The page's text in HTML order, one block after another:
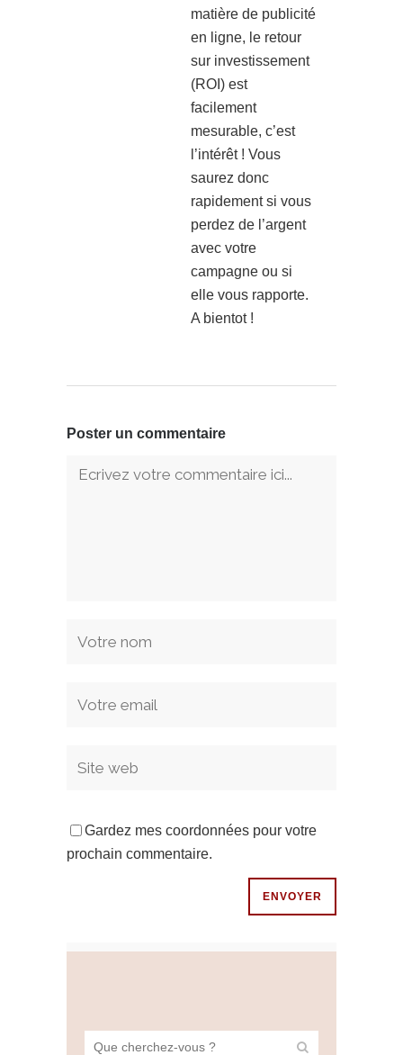
matière de publicité
en ligne, le retour
sur investissement
(ROI) est
facilement
mesurable, c’est
l’intérêt ! Vous
saurez donc
rapidement si vous
perdez de l’argent
avec votre
campagne ou si
elle vous rapporte.
A bientot !
Poster un commentaire
Gardez mes coordonnées pour votre
prochain commentaire.